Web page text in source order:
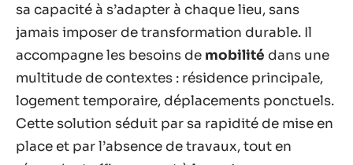
sa capacité à s’adapter à chaque lieu, sans
jamais imposer de transformation durable. Il
accompagne les besoins de mobilité dans une
multitude de contextes : résidence principale,
logement temporaire, déplacements ponctuels.
Cette solution séduit par sa rapidité de mise en
place et par l’absence de travaux, tout en